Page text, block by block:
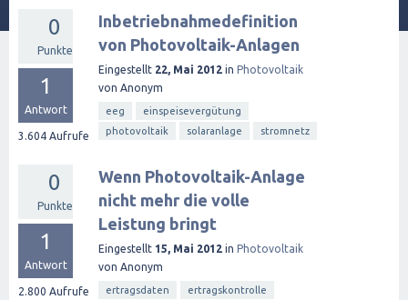
0
Punkte
1
Antwort
3.604 Aufrufe
Inbetriebnahmedefinition
von Photovoltaik-Anlagen
Eingestellt 22, Mai 2012 in Photovoltaik
von Anonym
eeg
einspeisevergütung
photovoltaik
solaranlage stromnetz
0
Punkte
1
Antwort
2.800 Aufrufe
Wenn Photovoltaik-Anlage
nicht mehr die volle
Leistung bringt
Eingestellt 15, Mai 2012 in Photovoltaik
von Anonym
ertragsdaten
ertragskontrolle